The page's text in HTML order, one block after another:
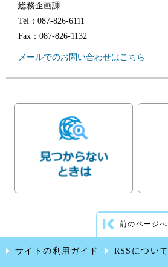
総務企画課
Tel：087-826-6111
Fax：087-826-1132
メールでのお問い合わせはこちら
前のページへ
サイトの利用ガイド RSSについて